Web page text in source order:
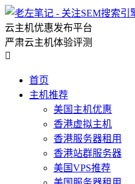
云主机优惠发布平台
严肃云主机体验评测

首页
主机推荐
美国主机优惠
香港虚拟主机
香港服务器租用
香港站群服务器
美国VPS推荐